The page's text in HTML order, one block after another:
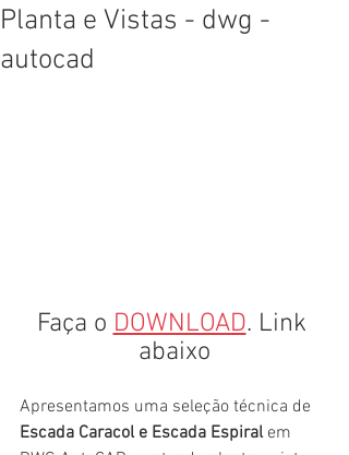
Planta e Vistas - dwg -
autocad
Faça o DOWNLOAD. Link
abaixo
Apresentamos uma seleção técnica de
Escada Caracol e Escada Espiral em